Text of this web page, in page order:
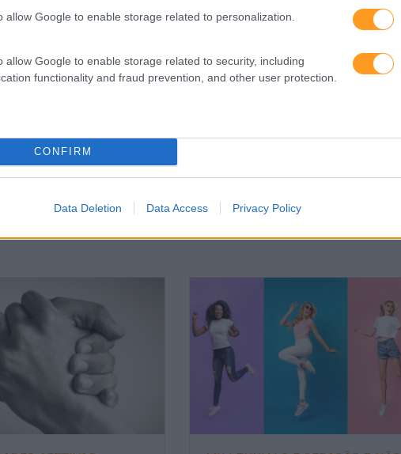
allow Google to enable storage related to personalization.
allow Google to enable storage related to security, including
functionality and fraud prevention, and other user protection.
CONFIRM
Data Deletion Data Access Privacy Policy
Seguinte
APRENDIZAGEM: 7 NOTAS A RETER